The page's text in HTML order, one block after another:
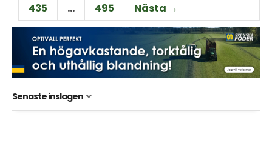
435
… 495 Nästa →
Senaste inslagen